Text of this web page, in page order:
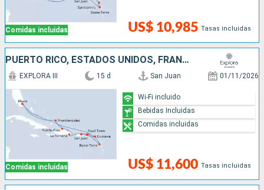
Comidas incluidas US$ 10,985 Tasas incluidas
PUERTO RICO, ESTADOS UNIDOS, FRANCIA, REPÚBLICA DOMINICANA
Comidas incluidas
EXPLORA III 15 d San Juan 01/11/2026
US$ 11,600 Tasas incluidas
Wi-Fi incluido
Bebidas Incluidas
Comidas incluidas